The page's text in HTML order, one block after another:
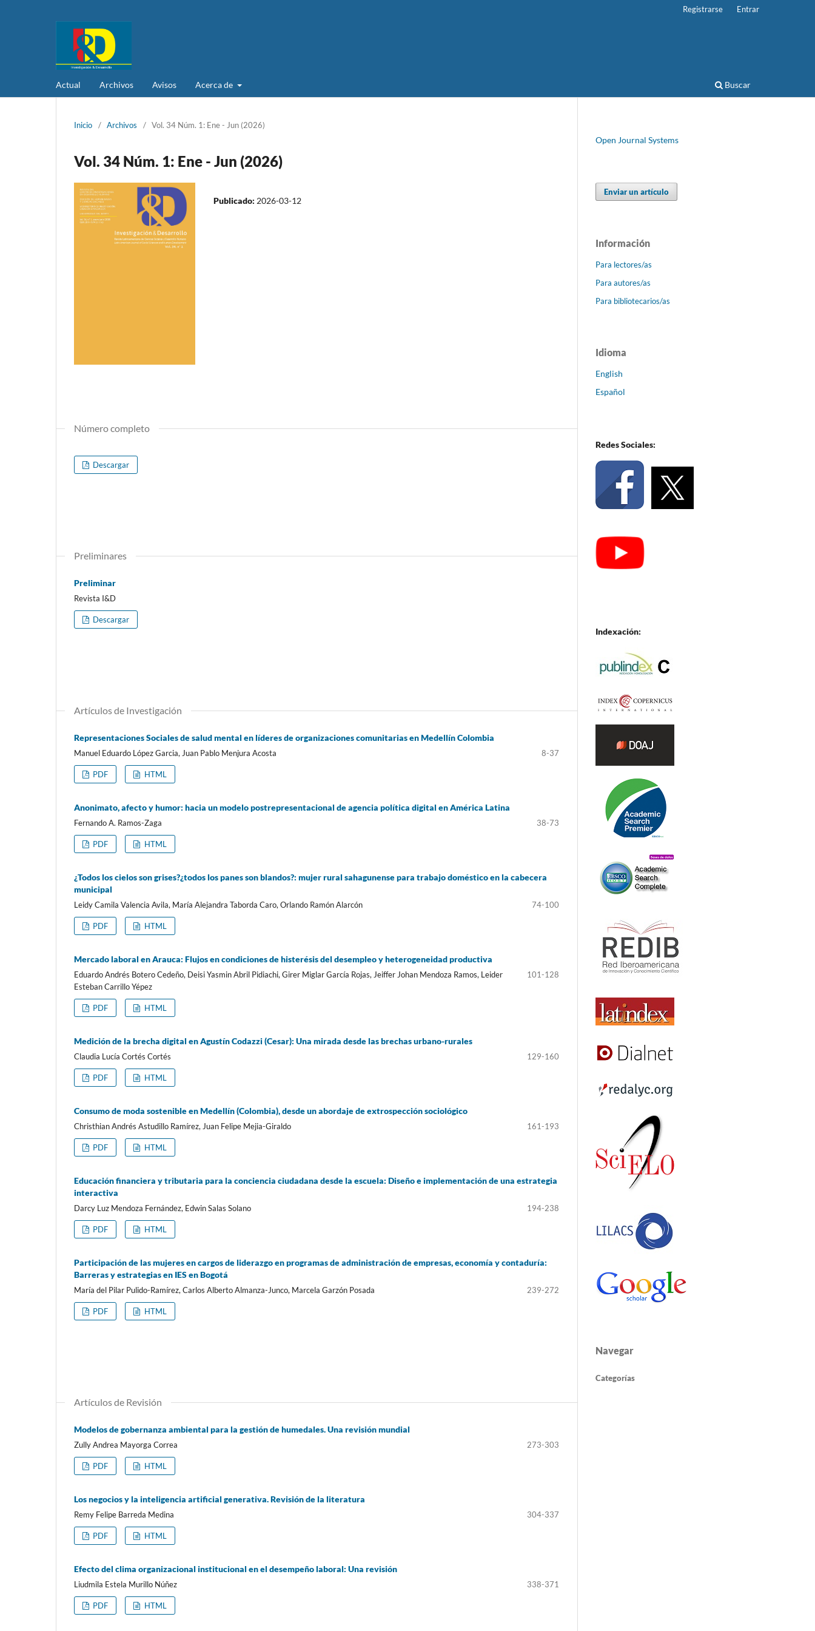
Actual Archivos Avisos Acerca de Buscar
Registrarse Entrar
Inicio / Archivos / Vol. 34 Núm. 1: Ene - Jun (2026)
Vol. 34 Núm. 1: Ene - Jun (2026)
Publicado: 2026-03-12
Número completo
Descargar
Preliminares
Preliminar
Revista I&D
Descargar
Artículos de Investigación
Representaciones Sociales de salud mental en líderes de organizaciones comunitarias en Medellín Colombia
Manuel Eduardo López Garcia, Juan Pablo Menjura Acosta 8-37
PDF HTML
Anonimato, afecto y humor: hacia un modelo postrepresentacional de agencia política digital en América Latina
Fernando A. Ramos-Zaga 38-73
PDF HTML
¿Todos los cielos son grises?¿todos los panes son blandos?: mujer rural sahagunense para trabajo doméstico en la cabecera
municipal
Leidy Camila Valencia Avila, María Alejandra Taborda Caro, Orlando Ramón Alarcón 74-100
PDF HTML
Mercado laboral en Arauca: Flujos en condiciones de histerésis del desempleo y heterogeneidad productiva
Eduardo Andrés Botero Cedeño, Deisi Yasmin Abril Pidiachi, Girer Miglar García Rojas, Jeiffer Johan Mendoza Ramos, Leider
Esteban Carrillo Yépez
101-128
PDF HTML
Medición de la brecha digital en Agustín Codazzi (Cesar): Una mirada desde las brechas urbano-rurales
Claudia Lucía Cortés Cortés 129-160
PDF HTML
Consumo de moda sostenible en Medellín (Colombia), desde un abordaje de extrospección sociológico
Christhian Andrés Astudillo Ramírez, Juan Felipe Mejia-Giraldo 161-193
PDF HTML
Educación financiera y tributaria para la conciencia ciudadana desde la escuela: Diseño e implementación de una estrategia
interactiva
Darcy Luz Mendoza Fernández, Edwin Salas Solano 194-238
PDF HTML
Participación de las mujeres en cargos de liderazgo en programas de administración de empresas, economía y contaduría:
Barreras y estrategias en IES en Bogotá
María del Pilar Pulido-Ramírez, Carlos Alberto Almanza-Junco, Marcela Garzón Posada 239-272
PDF HTML
Artículos de Revisión
Modelos de gobernanza ambiental para la gestión de humedales. Una revisión mundial
Zully Andrea Mayorga Correa 273-303
PDF HTML
Los negocios y la inteligencia artificial generativa. Revisión de la literatura
Remy Felipe Barreda Medina 304-337
PDF HTML
Efecto del clima organizacional institucional en el desempeño laboral: Una revisión
Liudmila Estela Murillo Núñez 338-371
PDF HTML
Open Journal Systems
Enviar un artículo
Información
Para lectores/as
Para autores/as
Para bibliotecarios/as
Idioma
English
Español
Redes Sociales:
Indexación:
Navegar
Categorías